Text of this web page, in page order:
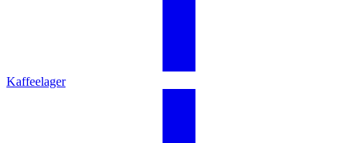
Kaffeelager